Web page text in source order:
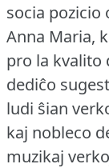
socia pozicio
Anna Maria,
pro la kvalito
dediĉo
ludi ŝian
kaj nobleco
muzikaj